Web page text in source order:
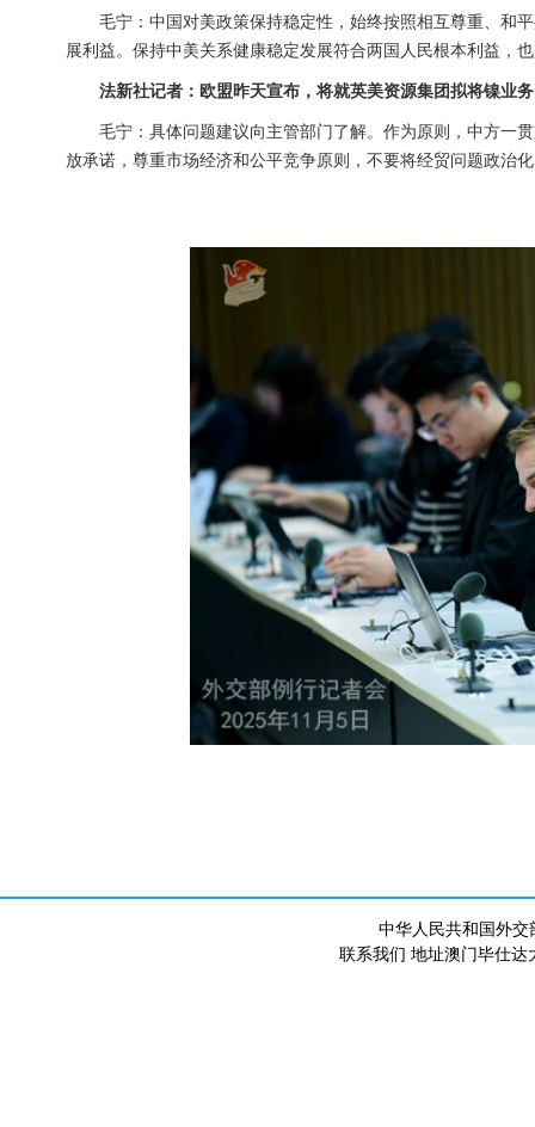
毛宁：中国对美政策保持稳定性，始终按照相互尊重、和
展利益。保持中美关系健康稳定发展符合两国人民根本利益，
法新社记者：欧盟昨天宣布，将就英美资源集团拟将镍业
毛宁：具体问题建议向主管部门了解。作为原则，中方一
放承诺，尊重市场经济和公平竞争原则，不要将经贸问题政治
中华人民共和国外
联系我们 地址澳门毕仕